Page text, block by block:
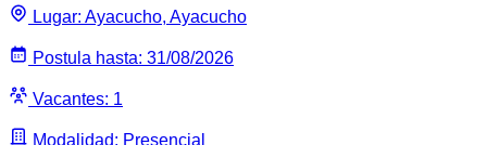
Lugar: Ayacucho, Ayacucho
Postula hasta: 31/08/2026
Vacantes: 1
Modalidad: Presencial